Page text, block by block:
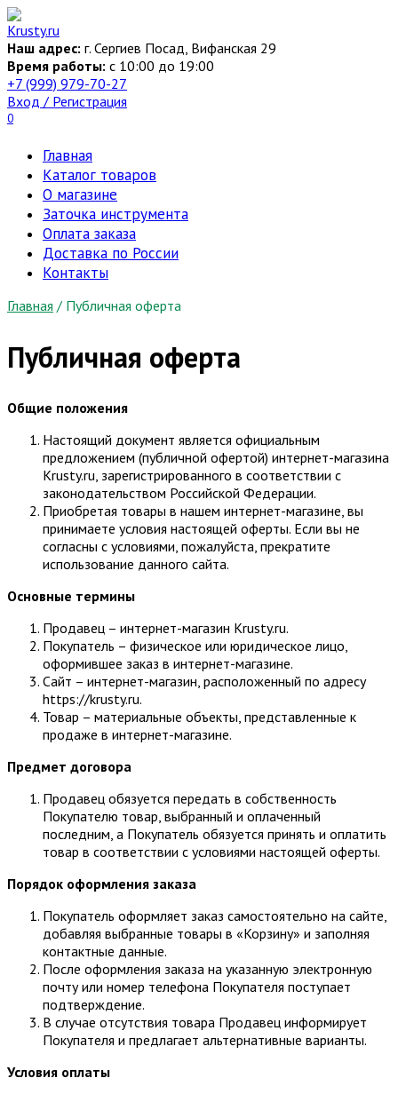
Перейти
к
содержанию
Наш адрес: г. Сергиев Посад, Вифанская 29
Время работы: c 10:00 до 19:00
+7 (999) 979-70-27
Вход / Регистрация
0
Главная
Каталог товаров
О магазине
Заточка инструмента
Оплата заказа
Доставка по России
Контакты
Главная / Публичная оферта
Публичная оферта
Общие положения
Настоящий документ является официальным
предложением (публичной офертой) интернет-магазина
Krusty.ru, зарегистрированного в соответствии с
законодательством Российской Федерации.
Приобретая товары в нашем интернет-магазине, вы
принимаете условия настоящей оферты. Если вы не
согласны с условиями, пожалуйста, прекратите
использование данного сайта.
Основные термины
Продавец – интернет-магазин Krusty.ru.
Покупатель – физическое или юридическое лицо,
оформившее заказ в интернет-магазине.
Сайт – интернет-магазин, расположенный по адресу
https://krusty.ru.
Товар – материальные объекты, представленные к
продаже в интернет-магазине.
Предмет договора
Продавец обязуется передать в собственность
Покупателю товар, выбранный и оплаченный
последним, а Покупатель обязуется принять и оплатить
товар в соответствии с условиями настоящей оферты.
Порядок оформления заказа
Покупатель оформляет заказ самостоятельно на сайте,
добавляя выбранные товары в «Корзину» и заполняя
контактные данные.
После оформления заказа на указанную электронную
почту или номер телефона Покупателя поступает
подтверждение.
В случае отсутствия товара Продавец информирует
Покупателя и предлагает альтернативные варианты.
Условия оплаты